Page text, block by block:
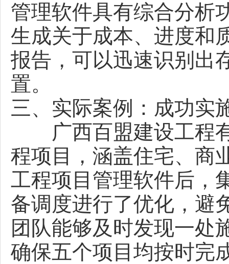
管理软件具有综合分析
生成关于成本、进度和
报告，可以迅速识别出
置。
三、实际案例：成功实
广西百盟建设工程有
程项目，涵盖住宅、商
工程项目管理软件后，
备调度进行了优化，避
团队能够及时发现一处
确保五个项目均按时完